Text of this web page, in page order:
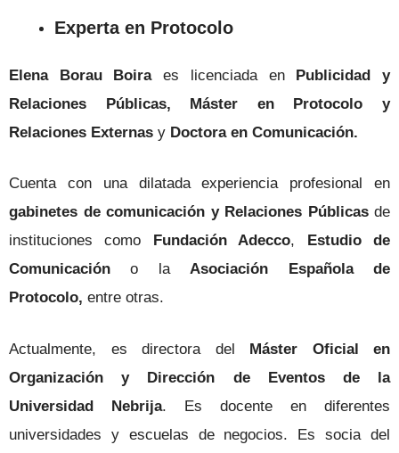
Experta en Protocolo
Elena Borau Boiraes licenciada en Publicidad y
Relaciones Públicas, Máster en Protocolo y
Relaciones Externas y Doctora en Comunicación.
Cuenta con una dilatada experiencia profesional en
gabinetes de comunicación y Relaciones Públicasde
instituciones como
Fundación Adecco,
Estudio de
Comunicación o laAsociación Española de
Protocolo, entre otras.
Actualmente, es directora del Máster Oficial en
Organización y Dirección de Eventos de la
Universidad Nebrija. Es docente en diferentes
universidades y escuelas de negocios. Es socia del